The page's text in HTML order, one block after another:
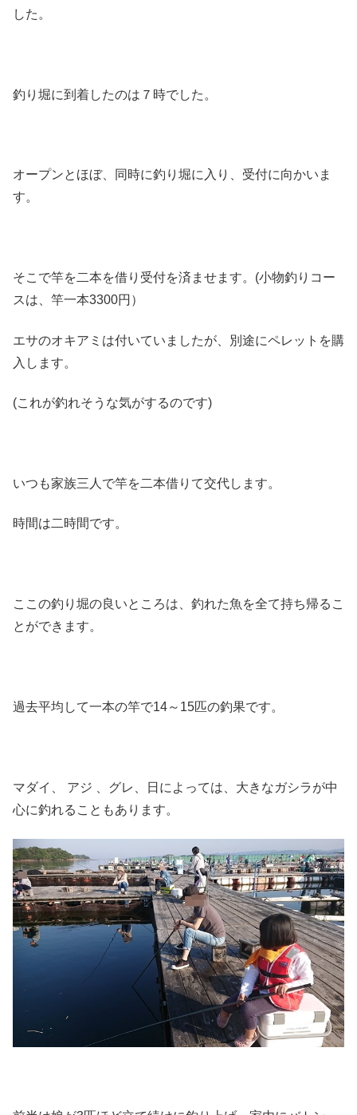
した。
釣り堀に到着したのは７時でした。
オープンとほぼ、同時に釣り堀に入り、受付に向かいま
す。
そこで竿を二本を借り受付を済ませます。(小物釣りコー
スは、竿一本3300円）
エサのオキアミは付いていましたが、別途にペレットを購
入します。
(これが釣れそうな気がするのです)
いつも家族三人で竿を二本借りて交代します。
時間は二時間です。
ここの釣り堀の良いところは、釣れた魚を全て持ち帰るこ
とができます。
過去平均して一本の竿で14～15匹の釣果です。
マダイ、 アジ 、グレ、日によっては、大きなガシラが中
心に釣れることもあります。